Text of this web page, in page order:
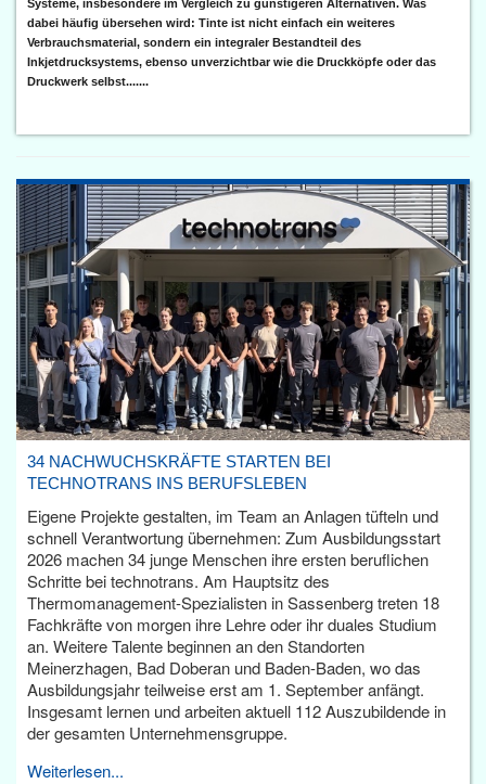
Systeme, insbesondere im Vergleich zu günstigeren Alternativen. Was
dabei häufig übersehen wird: Tinte ist nicht einfach ein weiteres
Verbrauchsmaterial, sondern ein integraler Bestandteil des
Inkjetdrucksystems, ebenso unverzichtbar wie die Druckköpfe oder das
Druckwerk selbst.......
34 NACHWUCHSKRÄFTE STARTEN BEI
TECHNOTRANS INS BERUFSLEBEN
Eigene Projekte gestalten, im Team an Anlagen tüfteln und
schnell Verantwortung übernehmen: Zum Ausbildungsstart
2026 machen 34 junge Menschen ihre ersten beruflichen
Schritte bei technotrans. Am Hauptsitz des
Thermomanagement-Spezialisten in Sassenberg treten 18
Fachkräfte von morgen ihre Lehre oder ihr duales Studium
an. Weitere Talente beginnen an den Standorten
Meinerzhagen, Bad Doberan und Baden-Baden, wo das
Ausbildungsjahr teilweise erst am 1. September anfängt.
Insgesamt lernen und arbeiten aktuell 112 Auszubildende in
der gesamten Unternehmensgruppe.
Weiterlesen...